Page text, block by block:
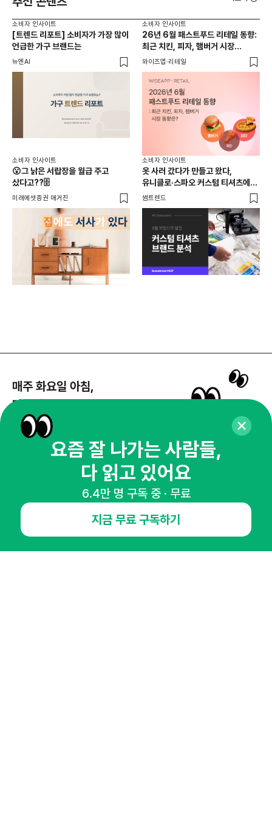
소비자 인사이트
[트렌드 리포트] 소비자가 가장 많이
언급한 가구 브랜드는
뉴엔AI
소비자 인사이트
26년 6월 패스트푸드 리테일 동향:
최근 치킨, 피자, 햄버거 시장
동향은?
와이즈앱·리테일
소비자 인사이트
😮그 낡은 서랍장을 월급 주고
샀다고??🗄️
미래에셋증권 매거진
소비자 인사이트
옷 사러 갔다가 만들고 왔다,
유니클로·스파오 커스텀 티셔츠에
사람들이 줄 서는 진짜 이유는?
썸트렌드
매주 화요일 아침,
마케팅 감각을 깨워 드릴게요!
65,043명의 마케터를 성장시키는 뉴스레터
뉴스레터 구독하기
NHN AD
오픈애즈란 공지사항 제휴문의
인사이터 신청
뉴스레터
광고안내
요즘 잘 나가는 사람들,
다 읽고 있어요
6.4만 명 구독 중 · 무료
지금 무료 구독하기